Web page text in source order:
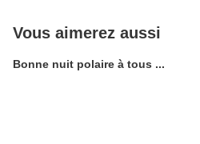
Vous aimerez aussi
Bonne nuit polaire à tous ...